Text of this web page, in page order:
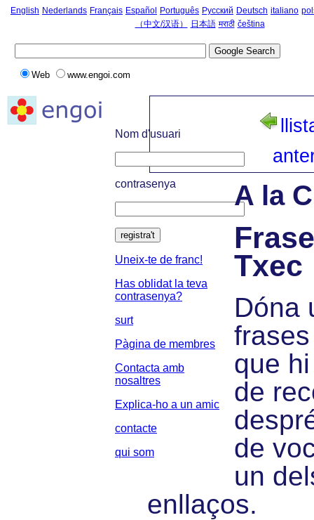
English Nederlands Français Español Português Русский Deutsch italiano
（中文/汉语）
日本語 मराठी čeština
Web www.engoi.com
Nom d'usuari
contrasenya
registra't
Uneix-te de franc!
Has oblidat la teva
contrasenya?
surt
Pàgina de membres
Contacta amb
nosaltres
Explica-ho a un amic
contacte
qui som
A la
Txec
Dóna
que
de
de
un
enllaços.